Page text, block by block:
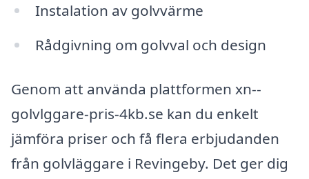
Instalation av golvvärme
Rådgivning om golvval och design
Genom att använda plattformen xn--
golvlggare-pris-4kb.se kan du enkelt
jämföra priser och få flera erbjudanden
från golvläggare i Revingeby. Det ger dig